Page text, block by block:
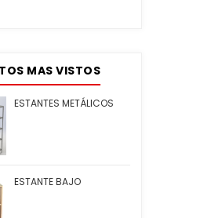
MAS VISTOS
ESTANTES METÁLICOS
ESTANTE BAJO